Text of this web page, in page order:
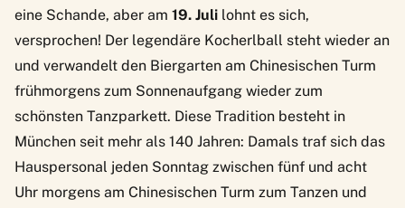
eine Schande, aber am 19. Juli lohnt es sich,
versprochen! Der legendäre Kocherlball steht wieder an
und verwandelt den Biergarten am Chinesischen Turm
frühmorgens zum Sonnenaufgang wieder zum
schönsten Tanzparkett. Diese Tradition besteht in
München seit mehr als 140 Jahren: Damals traf sich das
Hauspersonal jeden Sonntag zwischen fünf und acht
Uhr morgens am Chinesischen Turm zum Tanzen und